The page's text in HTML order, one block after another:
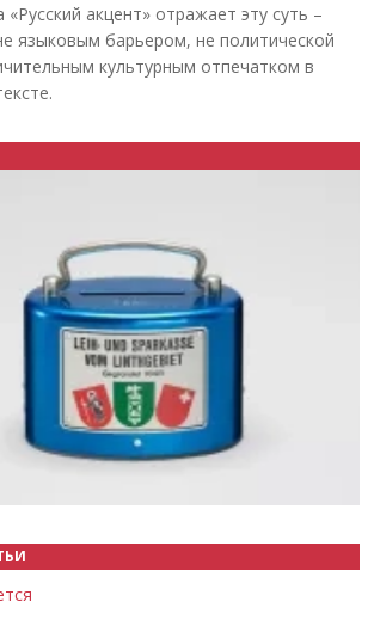
«Русский акцент» отражает эту суть –
языковым барьером, не политической
культурным отпечатком в